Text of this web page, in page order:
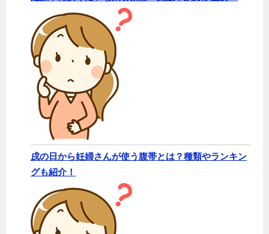
戌の日から妊婦さんが使う腹帯とは？種類やランキン
グも紹介！